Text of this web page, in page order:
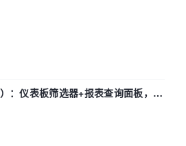
：仪表板筛选器+报表查询面板，参